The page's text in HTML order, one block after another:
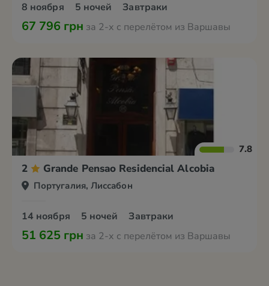
8 ноября 5 ночей Завтраки
67 796 грн за 2-х с перелётом из Варшавы
7.8
2 Grande Pensao Residencial Alcobia
Португалия, Лиссабон
14 ноября 5 ночей Завтраки
51 625 грн за 2-х с перелётом из Варшавы